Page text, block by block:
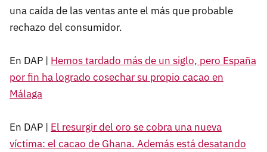
una caída de las ventas ante el más que probable
rechazo del consumidor.
En DAP | Hemos tardado más de un siglo, pero España
por fin ha logrado cosechar su propio cacao en
Málaga
En DAP | El resurgir del oro se cobra una nueva
víctima: el cacao de Ghana. Además está desatando